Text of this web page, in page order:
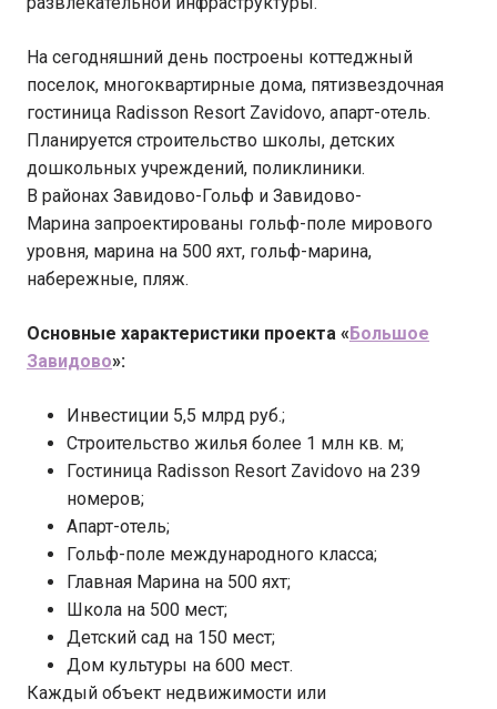
На сегодняшний день построены коттеджный
поселок, многоквартирные дома, пятизвездочная
гостиница Radisson Resort Zavidovo, апарт-отель.
Планируется строительство школы, детских
дошкольных учреждений, поликлиники.
В районах Завидово-Гольф и Завидово-
Марина запроектированы гольф-поле мирового
уровня, марина на 500 яхт, гольф-марина,
набережные, пляж.
Основные характеристики проекта «Большое
Завидово»:
Инвестиции 5,5 млрд руб.;
Строительство жилья более 1 млн кв. м;
Гостиница Radisson Resort Zavidovo на 239
номеров;
Апарт-отель;
Гольф-поле международного класса;
Главная Марина на 500 яхт;
Школа на 500 мест;
Детский сад на 150 мест;
Дом культуры на 600 мест.
Каждый объект недвижимости или